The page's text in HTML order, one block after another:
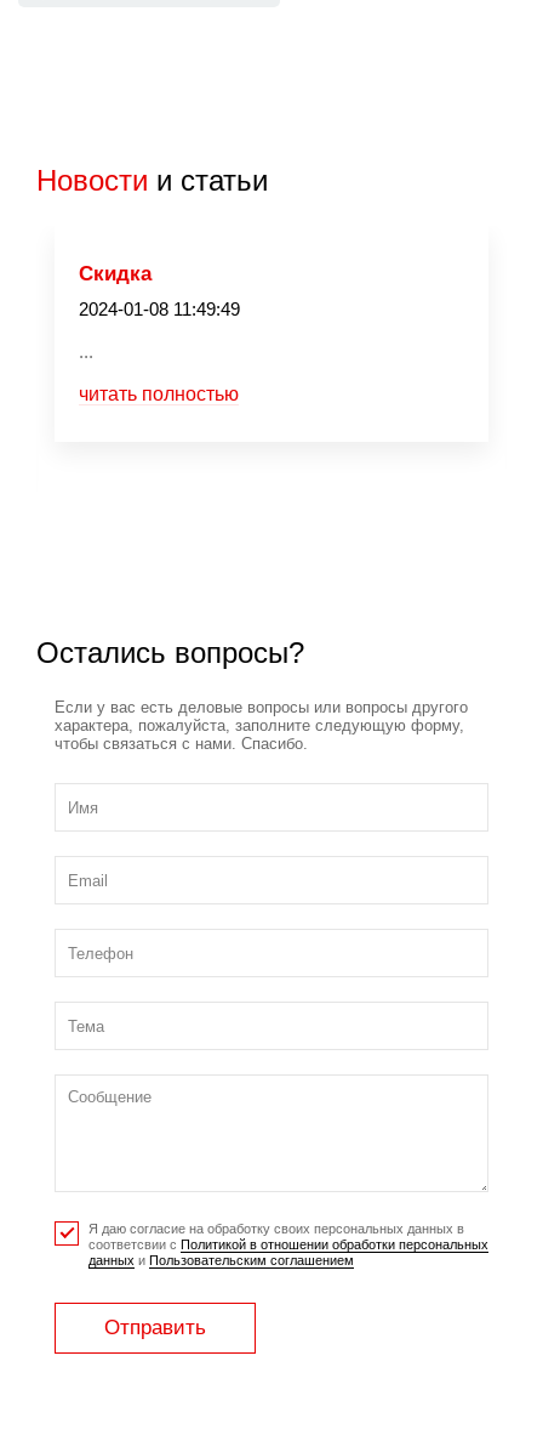
Новости и статьи
Скидка
2024-01-08 11:49:49
...
читать полностью
Остались вопросы?
Если у вас есть деловые вопросы или вопросы другого
характера, пожалуйста, заполните следующую форму,
чтобы связаться с нами. Спасибо.
Я даю согласие на обработку своих персональных данных в
соответсвии с Политикой в отношении обработки персональных
данных и Пользовательским соглашением
Отправить